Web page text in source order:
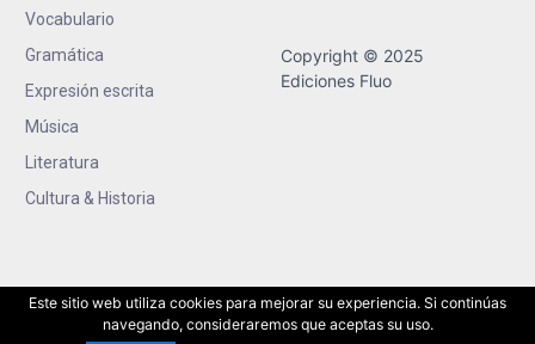
Vocabulario
Gramática
Expresión escrita
Música
Literatura
Cultura & Historia
Copyright © 2025
Ediciones Fluo
Este sitio web utiliza cookies para mejorar su experiencia. Si continúas
navegando, consideraremos que aceptas su uso.